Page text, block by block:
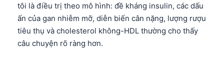
tôi là điều trị theo mô hình: đề kháng insulin, các dấu
ấn của gan nhiễm mỡ, diễn biến cân nặng, lượng rượu
tiêu thụ và cholesterol không-HDL thường cho thấy
câu chuyện rõ ràng hơn.
O‘zbekcha
Català
Қазақ тілі